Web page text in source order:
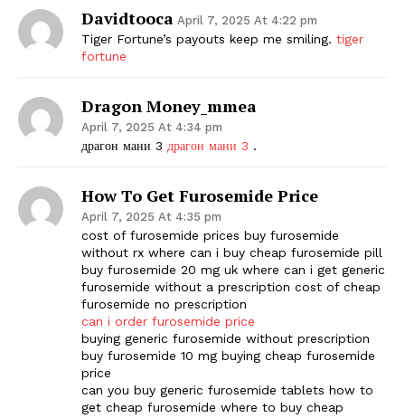
The Zeitgeist
Davidtooca April 7, 2025 At 4:22 pm
Tiger Fortune’s payouts keep me smiling. tiger
fortune
Dragon Money_mmea
April 7, 2025 At 4:34 pm
драгон мани 3 драгон мани 3 .
How To Get Furosemide Price
April 7, 2025 At 4:35 pm
cost of furosemide prices buy furosemide
without rx where can i buy cheap furosemide pill
buy furosemide 20 mg uk where can i get generic
furosemide without a prescription cost of cheap
furosemide no prescription
can i order furosemide price
buying generic furosemide without prescription
buy furosemide 10 mg buying cheap furosemide
price
can you buy generic furosemide tablets how to
get cheap furosemide where to buy cheap